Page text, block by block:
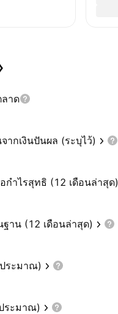
าด
ากเงินปันผล (ระบุไว้)
กำไรสุทธิ (12 เดือนล่าสุด)
าน (12 เดือนล่าสุด)
ระมาณ)
ระมาณ)